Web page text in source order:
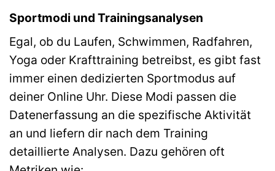
Sportmodi und Trainingsanalysen
Egal, ob du Laufen, Schwimmen, Radfahren,
Yoga oder Krafttraining betreibst, es gibt fast
immer einen dedizierten Sportmodus auf
deiner Online Uhr. Diese Modi passen die
Datenerfassung an die spezifische Aktivität
an und liefern dir nach dem Training
detaillierte Analysen. Dazu gehören oft